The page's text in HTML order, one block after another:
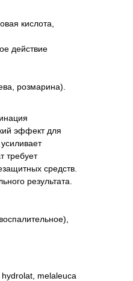
кислота,
действие
розмарина).
эффект для
требует
средств.
результата.
melaleuca